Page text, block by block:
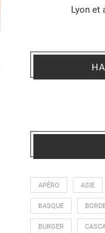
Lyon et
APÉRO ASIE
BASQUE
BURGER